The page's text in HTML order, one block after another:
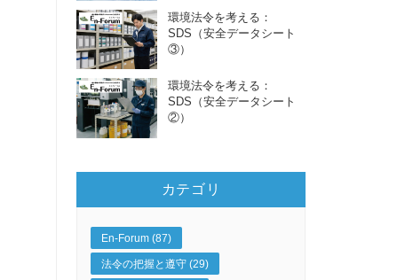
環境法令を考える：
SDS（安全データシート
③）
環境法令を考える：
SDS（安全データシート
②）
カテゴリ
En-Forum (87)
法令の把握と遵守 (29)